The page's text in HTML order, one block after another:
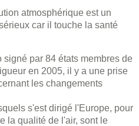
atmosphérique est un
car il touche la santé
par 84 états membres de
en 2005, il y a une prise
les changements
s'est dirigé l'Europe, pour
la qualité de l'air, sont le